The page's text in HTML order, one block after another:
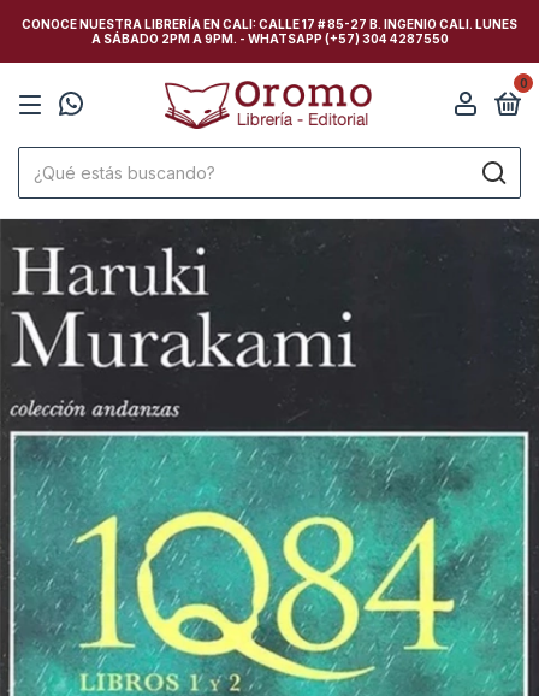
CONOCE NUESTRA LIBRERÍA EN CALI: CALLE 17 # 85-27 B. INGENIO CALI. LUNES
A SÁBADO 2PM A 9PM. - WHATSAPP (+57) 304 4287550
0